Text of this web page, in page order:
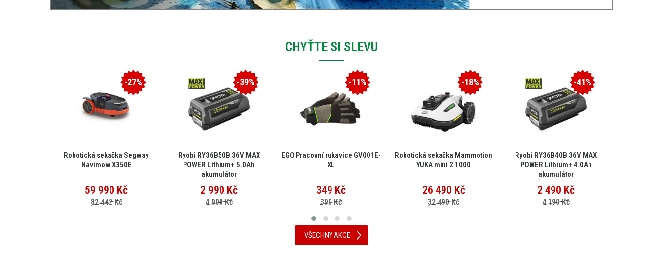
CHYŤTE SI SLEVU
-27%
Robotická sekačka Segway
Navimow X350E
59 990 Kč
82 442 Kč
-39%
Ryobi RY36B50B 36V MAX
POWER Lithium+ 5.0Ah
akumulátor
2 990 Kč
4 900 Kč
-11%
EGO Pracovní rukavice GV001E-
XL
349 Kč
390 Kč
-18%
Robotická sekačka Mammotion
YUKA mini 2 1000
26 490 Kč
32 490 Kč
-41%
Ryobi RY36B40B 36V MAX
POWER Lithium+ 4.0Ah
akumulátor
2 490 Kč
4 190 Kč
VŠECHNY AKCE